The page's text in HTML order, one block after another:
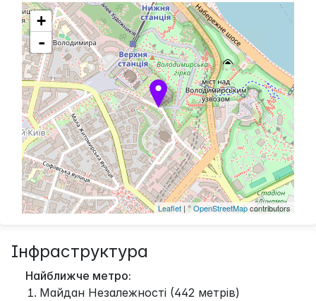
+
-
Leaflet | ©OpenStreetMapcontributors
Інфраструктура
Найближче метро:
Майдан Незалежності (442 метрів)